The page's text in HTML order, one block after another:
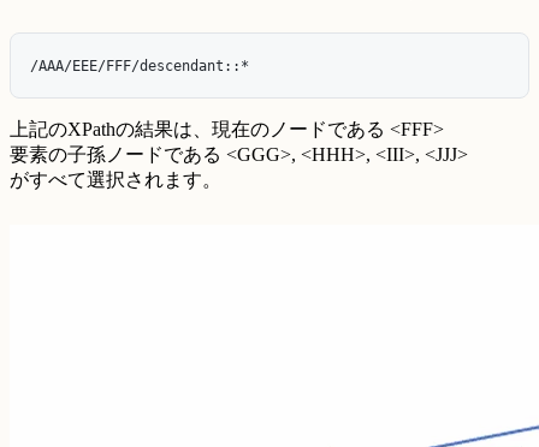
上記のXPathの結果は、現在のノードである <FFF>
要素の子孫ノードである <GGG>, <HHH>, <III>, <JJJ>
がすべて選択されます。